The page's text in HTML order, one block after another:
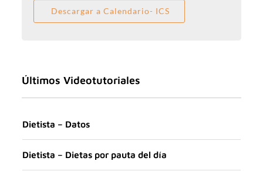
Descargar a Calendario- ICS
Últimos Videotutoriales
Dietista – Datos
Dietista – Dietas por pauta del día